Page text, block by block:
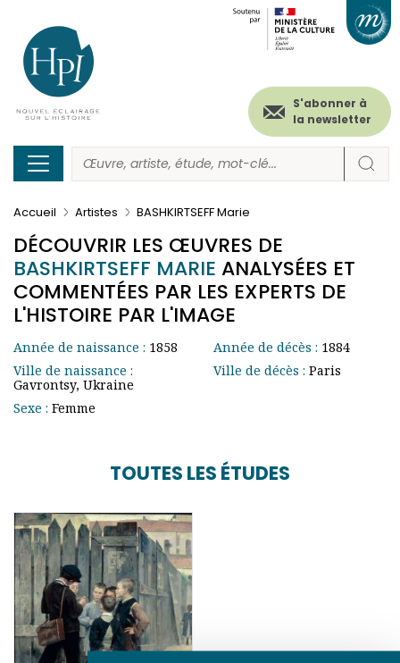
contenu
principal
Menu
secondaire
(header)
S'abonner à
la newsletter
Accueil Artistes BASHKIRTSEFF Marie
DÉCOUVRIR LES ŒUVRES DE
BASHKIRTSEFF MARIE ANALYSÉES ET
COMMENTÉES PAR LES EXPERTS DE
L'HISTOIRE PAR L'IMAGE
Année de naissance : 1858
Ville de naissance :
Gavrontsy, Ukraine
Sexe : Femme
Année de décès : 1884
Ville de décès : Paris
TOUTES LES ÉTUDES